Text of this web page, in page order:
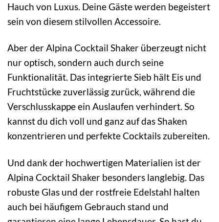
Hauch von Luxus. Deine Gäste werden begeistert
sein von diesem stilvollen Accessoire.
Aber der Alpina Cocktail Shaker überzeugt nicht
nur optisch, sondern auch durch seine
Funktionalität. Das integrierte Sieb hält Eis und
Fruchtstücke zuverlässig zurück, während die
Verschlusskappe ein Auslaufen verhindert. So
kannst du dich voll und ganz auf das Shaken
konzentrieren und perfekte Cocktails zubereiten.
Und dank der hochwertigen Materialien ist der
Alpina Cocktail Shaker besonders langlebig. Das
robuste Glas und der rostfreie Edelstahl halten
auch bei häufigem Gebrauch stand und